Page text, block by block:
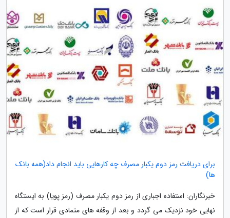
برای دریافت رمز دوم یکبار مصرف چه کارهایی باید انجام داد(همه بانک
ها)
خبرنگاران: استفاده اجباری از رمز دوم یکبار مصرف (رمز پویا) به ایستگاه
نهایی خود نزدیک می گردد و بعد از وقفه های متمادی قرار است که از